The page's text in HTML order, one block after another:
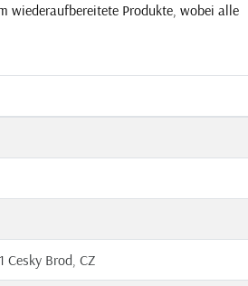
wiederaufbereitete Produkte, wobei alle
Cesky Brod, CZ